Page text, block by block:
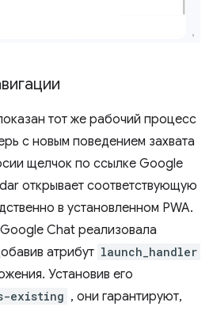
тот же рабочий процесс
с новым поведением захвата
щелчок по ссылке Google
открывает соответствующую
в установленном PWA.
Chat реализовала
атрибут launch_handler
Установив его
existing , они гарантируют,